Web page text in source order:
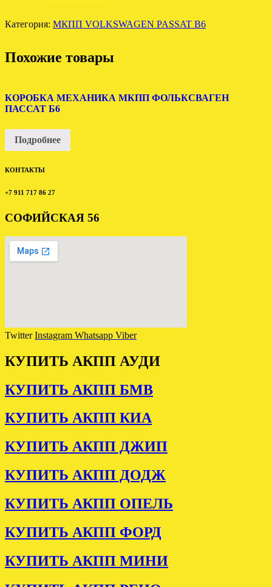
B6
KNP
Категория: МКПП VOLKSWAGEN PASSAT B6
Похожие товары
КОРОБКА МЕХАНИКА МКПП ФОЛЬКСВАГЕН
ПАССАТ Б6
Подробнее
КОНТАКТЫ
+7 911 717 86 27
СОФИЙСКАЯ 56
Twitter Instagram Whatsapp Viber
КУПИТЬ АКПП АУДИ
КУПИТЬ АКПП БМВ
КУПИТЬ АКПП КИА
КУПИТЬ АКПП ДЖИП
КУПИТЬ АКПП ДОДЖ
КУПИТЬ АКПП ОПЕЛЬ
КУПИТЬ АКПП ФОРД
КУПИТЬ АКПП МИНИ